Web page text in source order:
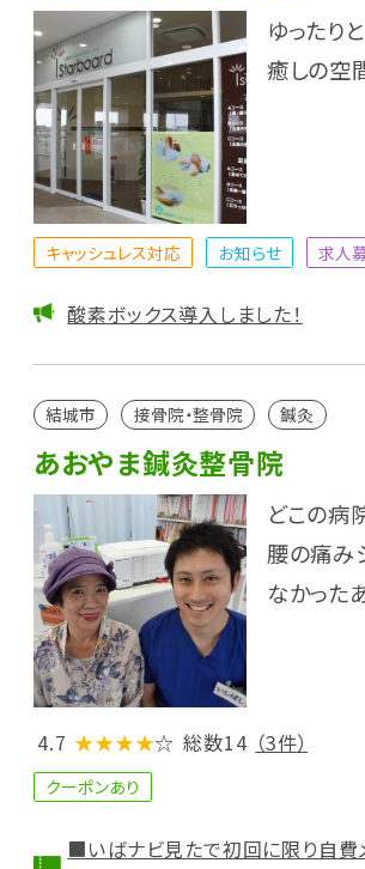
ゆったり
癒しの空
キャッシュレス対応 お知らせ 求人
酸素ボックス導入しました！
結城市 接骨院・整骨院 鍼灸
あおやま鍼灸整骨院
どこの病
腰の痛み
なかった
4.7 ★★★★☆ 総数14 （3件）
クーポンあり
■いばナビ見たで初回に限り自費